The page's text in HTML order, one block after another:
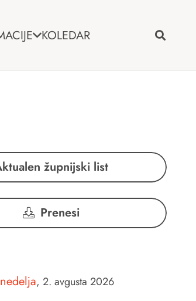
KOLEDAR
župnijski list
Prenesi
,2. avgusta 2026